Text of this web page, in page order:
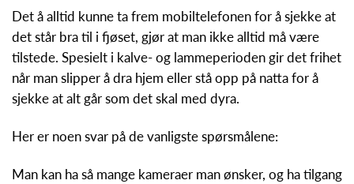
Det å alltid kunne ta frem mobiltelefonen for å sjekke at
det står bra til i fjøset, gjør at man ikke alltid må være
tilstede. Spesielt i kalve- og lammeperioden gir det frihet
når man slipper å dra hjem eller stå opp på natta for å
sjekke at alt går som det skal med dyra.
Her er noen svar på de vanligste spørsmålene:
Man kan ha så mange kameraer man ønsker, og ha tilgang